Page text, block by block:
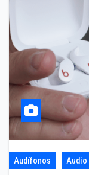
Audífonos Audio